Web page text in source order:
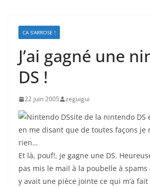
CA S'ARROSE !
J’ai gagné une
DS !
22 juin 2005 zeguigui
site de la nintendo DS
en me disant que de toutes façons je
rien…
Et là, pouf!, je gagne une DS.
pas mis le mail à la poubelle à
y avait une pièce jointe ce qui m’a